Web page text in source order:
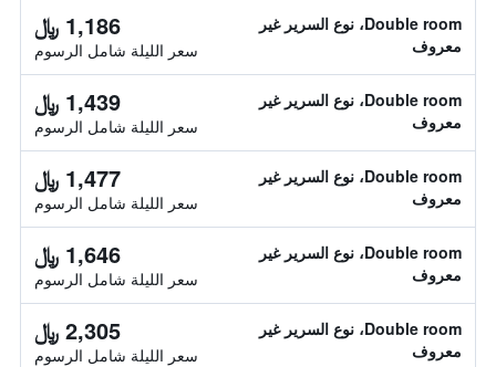
Double room، نوع السرير غير
معروف
1,186 ﷼
سعر الليلة شامل الرسوم
Double room، نوع السرير غير
معروف
1,439 ﷼
سعر الليلة شامل الرسوم
Double room، نوع السرير غير
معروف
1,477 ﷼
سعر الليلة شامل الرسوم
Double room، نوع السرير غير
معروف
1,646 ﷼
سعر الليلة شامل الرسوم
Double room، نوع السرير غير
معروف
2,305 ﷼
سعر الليلة شامل الرسوم